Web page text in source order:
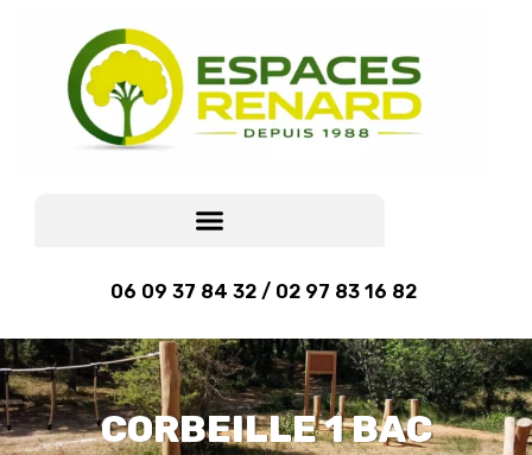
06 09 37 84 32 / 02 97 83 16 82
CORBEILLE 1 BAC